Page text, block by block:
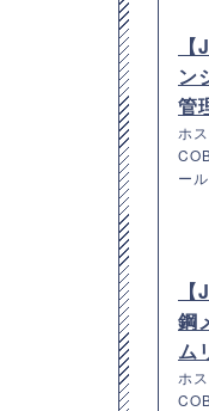
ン
管
ホ
ー
鋼
ム
ホ